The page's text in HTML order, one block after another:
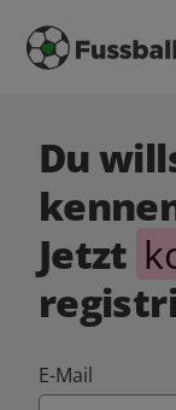
Du
Jetzt
E-Mail